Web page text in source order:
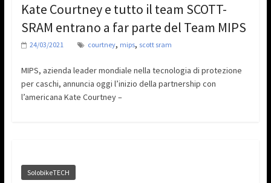
Kate Courtney e tutto il team SCOTT-
SRAM entrano a far parte del Team MIPS
24/03/2021 courtney, mips, scott sram
MIPS, azienda leader mondiale nella tecnologia di protezione
per caschi, annuncia oggi l’inizio della partnership con
l’americana Kate Courtney –
SolobikeTECH